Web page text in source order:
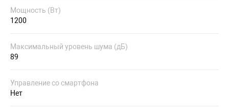
Мощность (Вт)
1200
Максимальный уровень шума (дБ)
89
Управление со смартфона
Нет